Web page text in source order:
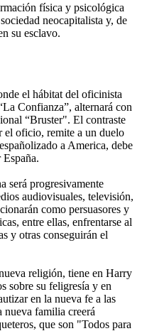
física y psicológica
neocapitalista y, de
su esclavo.
el hábitat del oficinista
Confianza”, alternará con
“Bruster". El contraste
el oficio, remite a un duelo
a America, debe
será progresivamente
audiovisuales, televisión,
como persuasores y
entre ellas, enfrentarse al
y otras conseguirán el
religión, tiene en Harry
sobre su feligresía y en
en la nueva fe a las
nueva familia creerá
que son "Todos para